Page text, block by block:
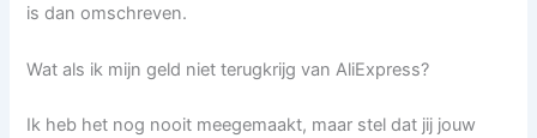
is dan omschreven.
Wat als ik mijn geld niet terugkrijg van AliExpress?
Ik heb het nog nooit meegemaakt, maar stel dat jij jouw